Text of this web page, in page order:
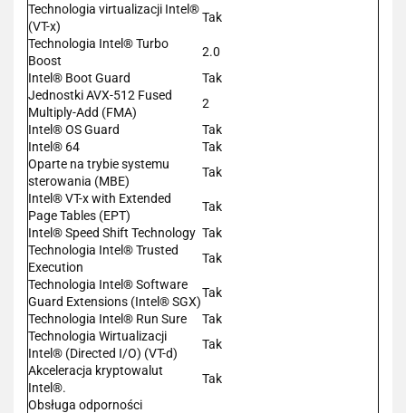
Technologia virtualizacji Intel®
(VT-x)
Tak
Technologia Intel® Turbo
Boost
2.0
Intel® Boot Guard
Tak
Jednostki AVX-512 Fused
Multiply-Add (FMA)
2
Intel® OS Guard
Tak
Intel® 64
Tak
Oparte na trybie systemu
sterowania (MBE)
Tak
Intel® VT-x with Extended
Page Tables (EPT)
Tak
Intel® Speed Shift Technology Tak
Technologia Intel® Trusted
Execution
Tak
Technologia Intel® Software
Guard Extensions (Intel® SGX)
Tak
Technologia Intel® Run Sure
Tak
Technologia Wirtualizacji
Intel® (Directed I/O) (VT-d)
Tak
Akceleracja kryptowalut
Intel®.
Tak
Obsługa odporności